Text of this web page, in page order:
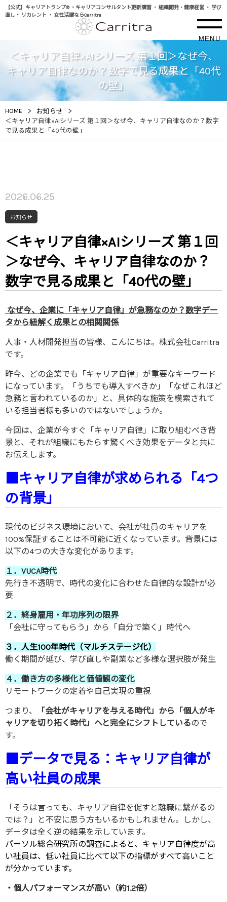
【公式】キャリアトランプ® ・キャリアコンサルタント更新講習 ・ 組織開発・健康経営 ・ 学び
直し・ リカレント ・ 女性活躍ならCarritra
MENU
＜キャリア自律×AIシリーズ 第１回＞なぜ今、
キャリア自律なのか？数字で見る成果と「40代
の壁」
HOME > お知らせ >
＜キャリア自律×AIシリーズ 第１回＞なぜ今、キャリア自律なのか？数字
で見る成果と「40代の壁」
2026.06.25
お知らせ
＜キャリア自律×AIシリーズ 第１回
＞なぜ今、キャリア自律なのか？
数字で見る成果と「40代の壁」
なぜ今、企業に「キャリア自律」が急務なのか？数字デー
タから紐解く成果との相関関係
人事・人材開発担当の皆様、こんにちは。株式会社Carritra
です。
昨今、どの企業でも「キャリア自律」が重要なキーワード
になっています。「うちでも導入すべきか」「なぜこれほど
急務と言われているのか」と、具体的な施策を模索されて
いる担当者様も多いのではないでしょうか。
今回は、企業が今すぐ「キャリア自律」に取り組むべき背
景と、それが組織にもたらす驚くべき効果をデータと共に
お伝えします。
■キャリア自律が求められる「4つ
の背景」
現代のビジネス環境において、会社が社員のキャリアを
100%保証することは不可能に近くなっています。背景には
以下の4つの大きな変化があります。
１．VUCA時代
先行き不透明で、時代の変化に合わせた自律的な設計が必
要
２．終身雇用・年功序列の限界
「会社に守ってもらう」から「自分で築く」時代へ
３．人生100年時代（マルチステージ化）
働く期間が延び、学び直しや副業など多様な選択肢が発生
４．働き方の多様化と価値観の変化
リモートワークの定着や自己実現の重視
つまり、
「会社がキャリアを与える時代」から「個人がキ
ャリアを切り拓く時代」へと完全にシフトしているので
す。
■データで見る：キャリア自律が
高い社員の成果
「そうは言っても、キャリア自律を促すと離職に繋がるの
では？」と不安に思う方もいるかもしれません。しかし、
データは全く逆の結果を示しています。
パーソル総合研究所の調査によると、キャリア自律度が高
い社員は、低い社員に比べて以下の指標がすべて高いこと
が分かっています。
・個人パフォーマンスが高い（約1.2倍）